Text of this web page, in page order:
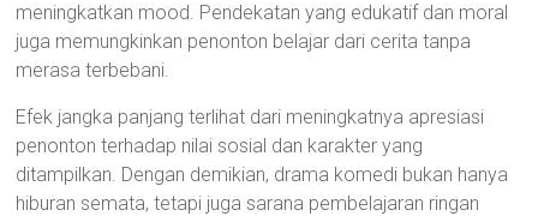
meningkatkan mood. Pendekatan yang edukatif dan moral
juga memungkinkan penonton belajar dari cerita tanpa
merasa terbebani.
Efek jangka panjang terlihat dari meningkatnya apresiasi
penonton terhadap nilai sosial dan karakter yang
ditampilkan. Dengan demikian, drama komedi bukan hanya
hiburan semata, tetapi juga sarana pembelajaran ringan